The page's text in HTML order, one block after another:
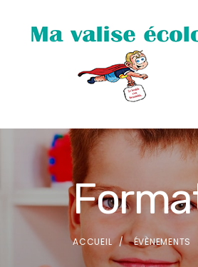
ACCUEIL ÉVÈNEMENTS